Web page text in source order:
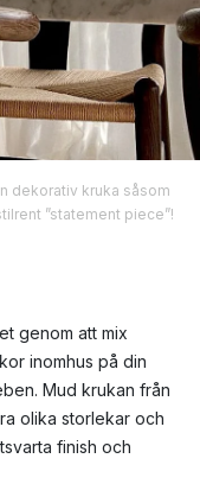
dekorativ kruka såsom
”statement piece”!
genom att mix
inomhus på din
Mud krukan från
olika storlekar och
finish och